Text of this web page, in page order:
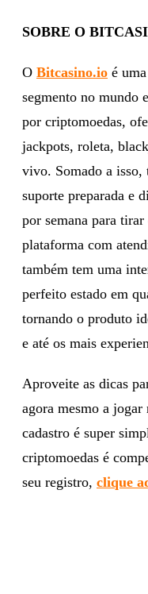
SOBRE O
O Bitcasino.io é
segmento no mundo
por criptomoedas,
jackpots, roleta,
vivo. Somado a isso,
suporte preparada e
por semana para
plataforma com
também tem uma
perfeito estado em
tornando o produto
e até os mais
Aproveite as dicas
agora mesmo a jogar
cadastro é super
criptomoedas é
seu registro, clique